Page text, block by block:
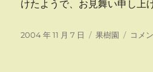
けたようで、お見舞い申し上
投
2004 年 11 月 7 日
カ
果樹園
倒
コメ